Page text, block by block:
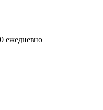
ежедневно